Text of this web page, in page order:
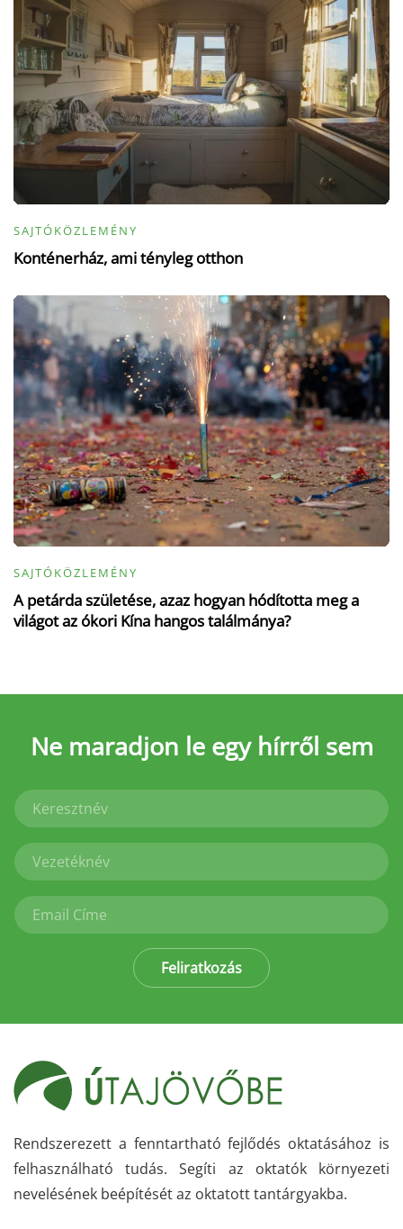
SAJTÓKÖZLEMÉNY
Konténerház, ami tényleg otthon
SAJTÓKÖZLEMÉNY
A petárda születése, azaz hogyan hódította meg a
világot az ókori Kína hangos találmánya?
Ne maradjon le egy hírről sem
Feliratkozás
Rendszerezett a fenntartható fejlődés oktatásához is
felhasználható tudás. Segíti az oktatók környezeti
nevelésének beépítését az oktatott tantárgyakba.